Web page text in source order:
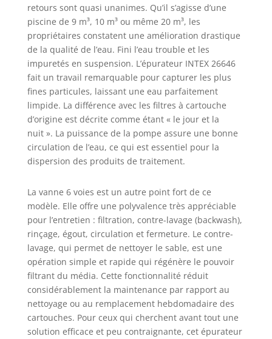
retours sont quasi unanimes. Qu’il s’agisse d’une
piscine de 9 m³, 10 m³ ou même 20 m³, les
propriétaires constatent une amélioration drastique
de la qualité de l’eau. Fini l’eau trouble et les
impuretés en suspension. L’épurateur INTEX 26646
fait un travail remarquable pour capturer les plus
fines particules, laissant une eau parfaitement
limpide. La différence avec les filtres à cartouche
d’origine est décrite comme étant « le jour et la
nuit ». La puissance de la pompe assure une bonne
circulation de l’eau, ce qui est essentiel pour la
dispersion des produits de traitement.
La vanne 6 voies est un autre point fort de ce
modèle. Elle offre une polyvalence très appréciable
pour l’entretien : filtration, contre-lavage (backwash),
rinçage, égout, circulation et fermeture. Le contre-
lavage, qui permet de nettoyer le sable, est une
opération simple et rapide qui régénère le pouvoir
filtrant du média. Cette fonctionnalité réduit
considérablement la maintenance par rapport au
nettoyage ou au remplacement hebdomadaire des
cartouches. Pour ceux qui cherchent avant tout une
solution efficace et peu contraignante, cet épurateur